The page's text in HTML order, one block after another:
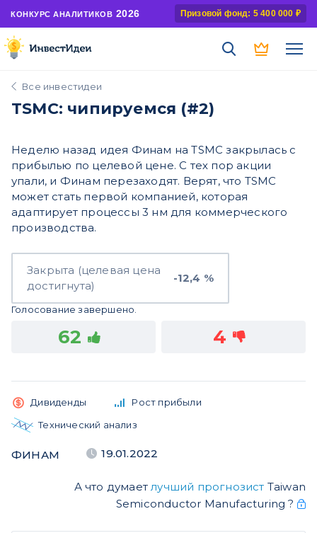
КОНКУРС АНАЛИТИКОВ 2026 Призовой фонд: 5 400 000 ₽
Все инвестидеи
TSMC: чипируемся (#2)
Неделю назад идея Финам на TSMC закрылась с
прибылью по целевой цене. С тех пор акции
упали, и Финам перезаходят. Верят, что TSMC
может стать первой компанией, которая
адаптирует процессы 3 нм для коммерческого
производства.
Закрыта (целевая цена
достигнута)
-12,4 %
Голосование завершено.
62 4
Дивиденды
Рост прибыли
Технический анализ
ФИНАМ 19.01.2022
А что думаетлучший прогнозист Taiwan
Semiconductor Manufacturing ?